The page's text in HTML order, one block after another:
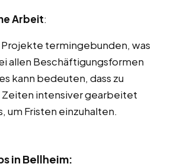
Arbeit:
termingebunden, was
allen Beschäftigungsformen
kann bedeuten, dass zu
intensiver gearbeitet
um Fristen einzuhalten.
in Bellheim: